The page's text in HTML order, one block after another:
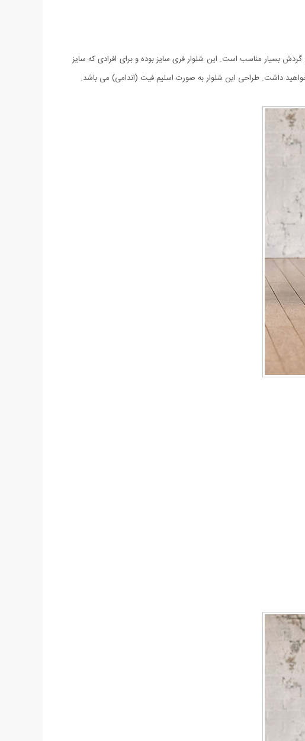
بسیار مناسب است. این شلوار فری سایز بوده و برای افرادی که سایز